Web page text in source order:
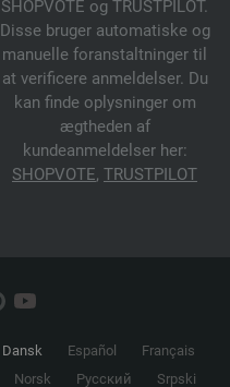
SHOPVOTE og TRUSTPILOT.
Disse bruger automatiske og
manuelle foranstaltninger til
at verificere anmeldelser. Du
kan finde oplysninger om
ægtheden af
kundeanmeldelser her:
SHOPVOTE, TRUSTPILOT
Dansk Español
Français
Norsk Русский Srpski